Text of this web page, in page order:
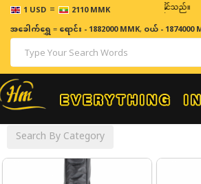
1 USD = 2110 MMK
ဈေးနှုန်းများသည် အချိန်နှင့် အမျှပြောင်းလဲနိုင်သည်။
အခေါက်ရွှေ=ရောင်း - 1882000 MMK, ဝယ် - 1874000
Search By Category